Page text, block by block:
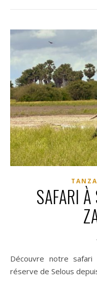
SAFARI
Découvre notre safari d'une journée en Tanzanie à la
réserve de Selous